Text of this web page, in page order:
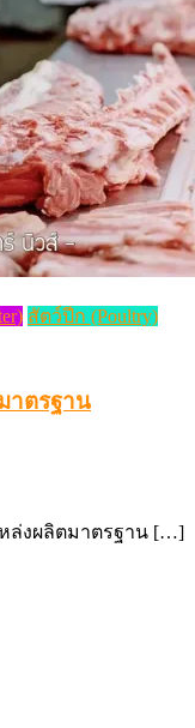
สัตว์ปีก (Poultry)
าตรฐาน
ล่งผลิตมาตรฐาน […]